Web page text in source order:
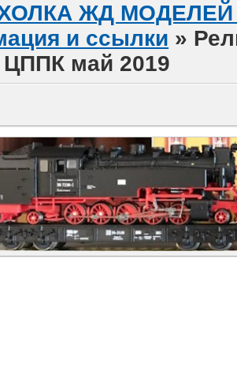
ЖД МОДЕЛЕЙ
и ссылки »
ЦППК май 2019